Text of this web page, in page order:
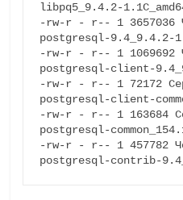
libpq5_9.4.2-
-rw-r - r-- 1 3657036
postgresql-9.4_9.4.2-
-rw-r - r-- 1 1069692
postgresql-client-
-rw-r - r-- 1 72172
postgresql-client-
-rw-r - r-- 1 163684
postgresql-
-rw-r - r-- 1 457782
postgresql-contrib-